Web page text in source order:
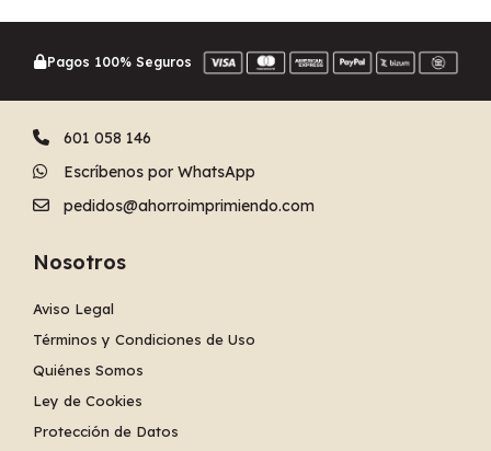
Pagos 100% Seguros
601 058 146
Escríbenos por WhatsApp
pedidos@ahorroimprimiendo.com
Nosotros
Aviso Legal
Términos y Condiciones de Uso
Quiénes Somos
Ley de Cookies
Protección de Datos